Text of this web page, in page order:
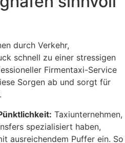
durch Verkehr,
schnell zu einer stressigen
Firmentaxi-Service
Sorgen ab und sorgt für
Taxiunternehmen,
spezialisiert haben,
ausreichendem Puffer ein. So